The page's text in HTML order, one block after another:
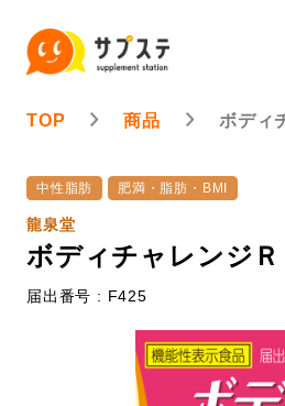
TOP 商品 ボディ
中性脂肪 肥満・脂肪・BMI
龍泉堂
ボディチャレンジＲ
届出番号 : F425